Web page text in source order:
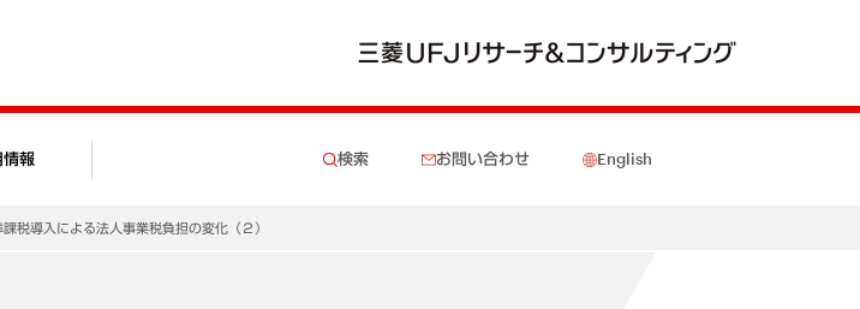
情報 検索 お問い合わせ English
税導入による法人事業税負担の変化（２）